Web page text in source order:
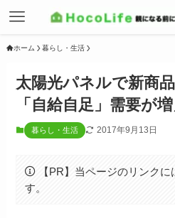
ホーム 暮らし・生活
太陽光パネルで新商
「自給自足」需要が
暮らし・生活 2017年9月13日
【PR】当ページのリンク
す。